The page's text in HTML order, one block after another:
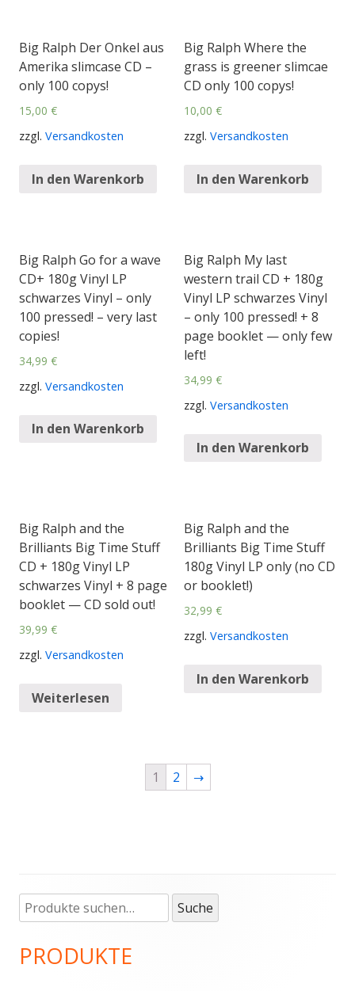
Big Ralph Der Onkel aus
Amerika slimcase CD –
only 100 copys!
15,00 €
zzgl. Versandkosten
In den Warenkorb
Big Ralph Where the
grass is greener slimcae
CD only 100 copys!
10,00 €
zzgl. Versandkosten
In den Warenkorb
Big Ralph Go for a wave
CD+ 180g Vinyl LP
schwarzes Vinyl – only
100 pressed! – very last
copies!
34,99 €
zzgl. Versandkosten
In den Warenkorb
Big Ralph My last
western trail CD + 180g
Vinyl LP schwarzes Vinyl
– only 100 pressed! + 8
page booklet — only few
left!
34,99 €
zzgl. Versandkosten
In den Warenkorb
Big Ralph and the
Brilliants Big Time Stuff
CD + 180g Vinyl LP
schwarzes Vinyl + 8 page
booklet — CD sold out!
39,99 €
zzgl. Versandkosten
Weiterlesen
Big Ralph and the
Brilliants Big Time Stuff
180g Vinyl LP only (no CD
or booklet!)
32,99 €
zzgl. Versandkosten
In den Warenkorb
1 2 →
Haupt-
Seitenleiste
Suche
nach:
Suche
PRODUKTE